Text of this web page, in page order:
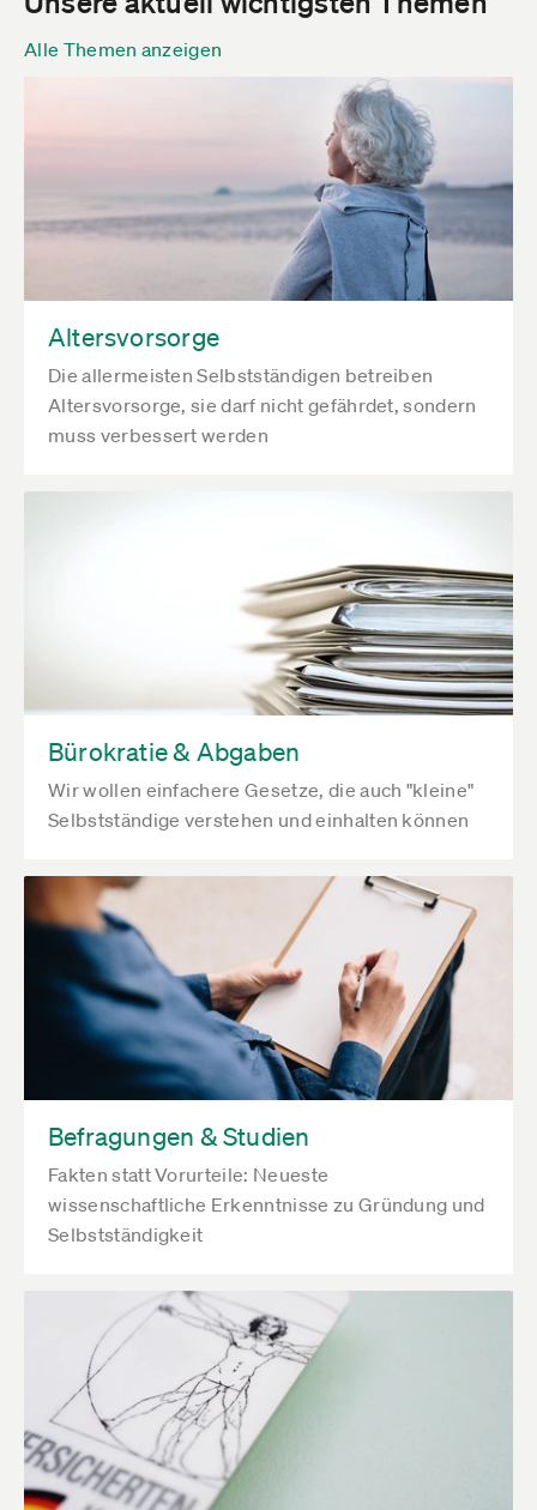
Alle Themen anzeigen
Altersvorsorge
Die allermeisten Selbstständigen betreiben
Altersvorsorge, sie darf nicht gefährdet, sondern
muss verbessert werden
Bürokratie & Abgaben
Wir wollen einfachere Gesetze, die auch "kleine"
Selbstständige verstehen und einhalten können
Befragungen & Studien
Fakten statt Vorurteile: Neueste
wissenschaftliche Erkenntnisse zu Gründung und
Selbstständigkeit